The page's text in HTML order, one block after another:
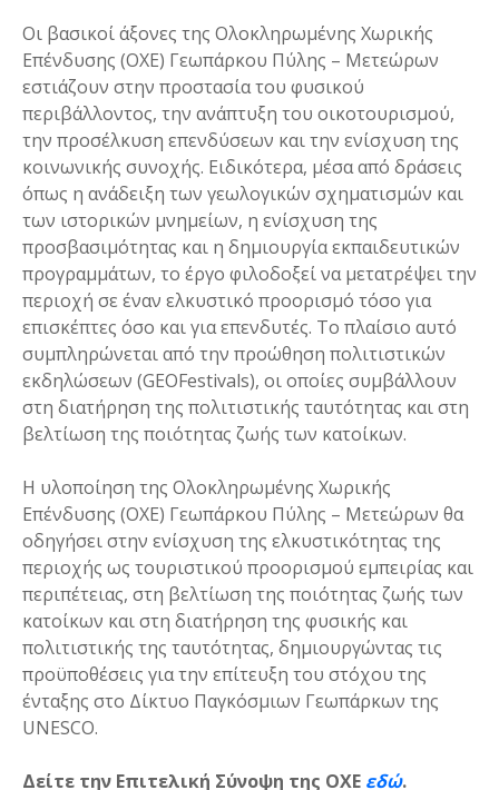
Οι βασικοί άξονες της Ολοκληρωμένης Χωρικής
Επένδυσης (ΟΧΕ) Γεωπάρκου Πύλης – Μετεώρων
εστιάζουν στην προστασία του φυσικού
περιβάλλοντος, την ανάπτυξη του οικοτουρισμού,
την προσέλκυση επενδύσεων και την ενίσχυση της
κοινωνικής συνοχής. Ειδικότερα, μέσα από δράσεις
όπως η ανάδειξη των γεωλογικών σχηματισμών και
των ιστορικών μνημείων, η ενίσχυση της
προσβασιμότητας και η δημιουργία εκπαιδευτικών
προγραμμάτων, το έργο φιλοδοξεί να μετατρέψει την
περιοχή σε έναν ελκυστικό προορισμό τόσο για
επισκέπτες όσο και για επενδυτές. Το πλαίσιο αυτό
συμπληρώνεται από την προώθηση πολιτιστικών
εκδηλώσεων (GEOFestivals), οι οποίες συμβάλλουν
στη διατήρηση της πολιτιστικής ταυτότητας και στη
βελτίωση της ποιότητας ζωής των κατοίκων.
Η υλοποίηση της Ολοκληρωμένης Χωρικής
Επένδυσης (ΟΧΕ) Γεωπάρκου Πύλης – Μετεώρων θα
οδηγήσει στην ενίσχυση της ελκυστικότητας της
περιοχής ως τουριστικού προορισμού εμπειρίας και
περιπέτειας, στη βελτίωση της ποιότητας ζωής των
κατοίκων και στη διατήρηση της φυσικής και
πολιτιστικής της ταυτότητας, δημιουργώντας τις
προϋποθέσεις για την επίτευξη του στόχου της
ένταξης στο Δίκτυο Παγκόσμιων Γεωπάρκων της
UNESCO.
Δείτε την Επιτελική Σύνοψη της ΟΧΕ εδώ.